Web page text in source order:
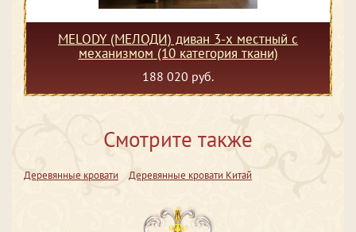
MELODY (МЕЛОДИ) диван 3-х местный с
механизмом (10 категория ткани)
188 020 руб.
Смотрите также
Деревянные кровати Деревянные кровати Китай